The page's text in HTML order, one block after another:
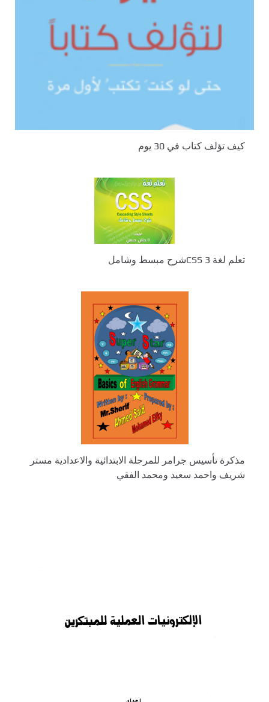
كيف تؤلف كتاب في 30 يوم
تعلم لغة CSS 3شرح مبسط وشامل
مذكرة تأسيس جرامر للمرحلة الابتدائية والاعدادية مستر
شريف واحمد سعيد ومحمد الفقي